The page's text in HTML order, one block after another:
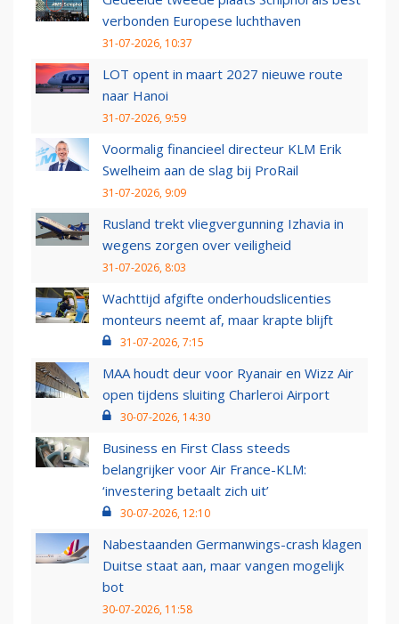
verbonden Europese luchthaven
31-07-2026, 10:37
LOT opent in maart 2027 nieuwe route
naar Hanoi
31-07-2026, 9:59
Voormalig financieel directeur KLM Erik
Swelheim aan de slag bij ProRail
31-07-2026, 9:09
Rusland trekt vliegvergunning Izhavia in
wegens zorgen over veiligheid
31-07-2026, 8:03
Wachttijd afgifte onderhoudslicenties
monteurs neemt af, maar krapte blijft
31-07-2026, 7:15
MAA houdt deur voor Ryanair en Wizz Air
open tijdens sluiting Charleroi Airport
30-07-2026, 14:30
Business en First Class steeds
belangrijker voor Air France-KLM:
‘investering betaalt zich uit’
30-07-2026, 12:10
Nabestaanden Germanwings-crash klagen
Duitse staat aan, maar vangen mogelijk
bot
30-07-2026, 11:58